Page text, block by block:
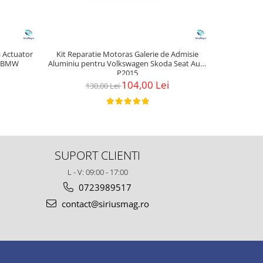
Actuator
Kit Reparatie Motoras Galerie de Admisie
Aluminiu pentru Volkswagen Skoda Seat Audi
P2015
130,00 Lei104,00 Lei
SUPORT CLIENTI
L - V: 09:00 - 17:00
0723989517
contact@siriusmag.ro